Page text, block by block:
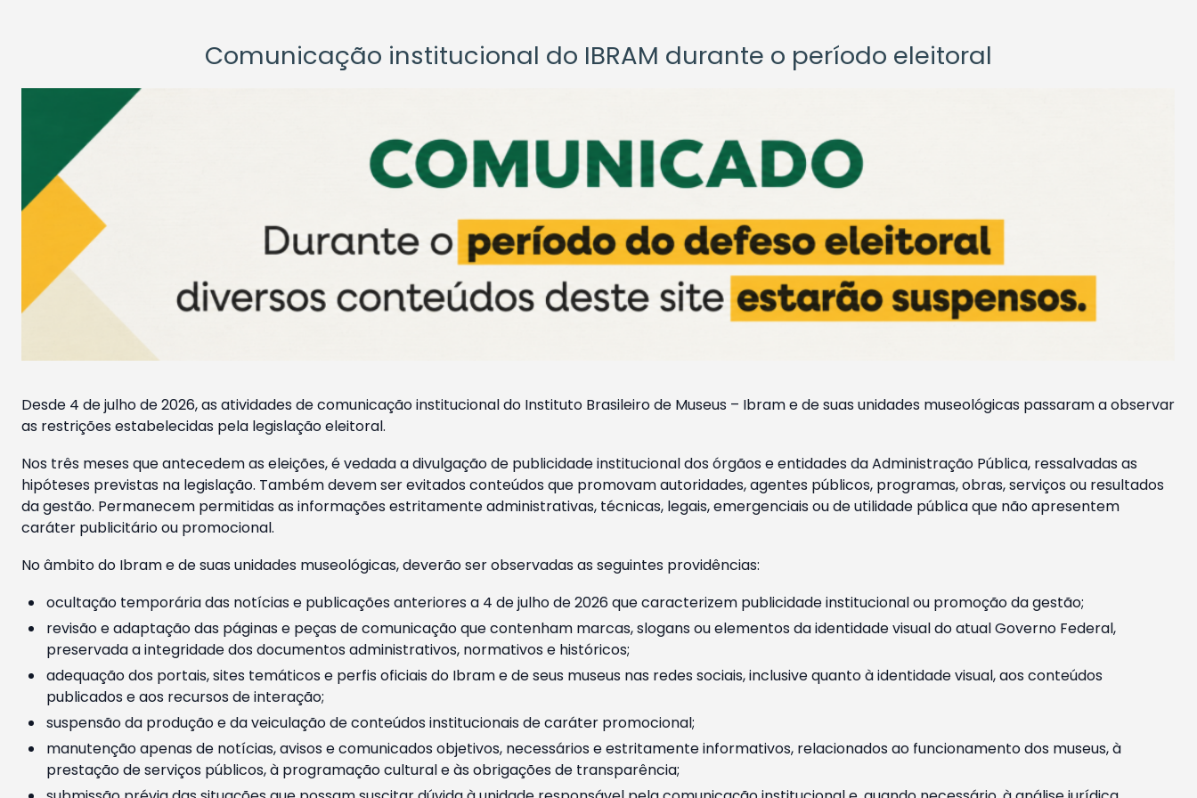
Comunicação institucional do IBRAM durante o período eleitoral
Desde 4 de julho de 2026, as atividades de comunicação institucional do Instituto Brasileiro de Museus – Ibram e de suas unidades museológicas passaram a observar
as restrições estabelecidas pela legislação eleitoral.
Nos três meses que antecedem as eleições, é vedada a divulgação de publicidade institucional dos órgãos e entidades da Administração Pública, ressalvadas as
hipóteses previstas na legislação. Também devem ser evitados conteúdos que promovam autoridades, agentes públicos, programas, obras, serviços ou resultados
da gestão. Permanecem permitidas as informações estritamente administrativas, técnicas, legais, emergenciais ou de utilidade pública que não apresentem
caráter publicitário ou promocional.
No âmbito do Ibram e de suas unidades museológicas, deverão ser observadas as seguintes providências:
ocultação temporária das notícias e publicações anteriores a 4 de julho de 2026 que caracterizem publicidade institucional ou promoção da gestão;
revisão e adaptação das páginas e peças de comunicação que contenham marcas, slogans ou elementos da identidade visual do atual Governo Federal,
preservada a integridade dos documentos administrativos, normativos e históricos;
adequação dos portais, sites temáticos e perfis oficiais do Ibram e de seus museus nas redes sociais, inclusive quanto à identidade visual, aos conteúdos
publicados e aos recursos de interação;
suspensão da produção e da veiculação de conteúdos institucionais de caráter promocional;
manutenção apenas de notícias, avisos e comunicados objetivos, necessários e estritamente informativos, relacionados ao funcionamento dos museus, à
prestação de serviços públicos, à programação cultural e às obrigações de transparência;